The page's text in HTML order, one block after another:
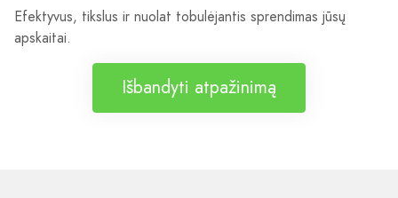
Efektyvus, tikslus ir nuolat tobulėjantis sprendimas jūsų
apskaitai.
Išbandyti atpažinimą